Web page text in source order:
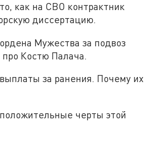
как на СВО контрактник
диссертацию.
Мужества за подвоз
про Костю Палача.
за ранения. Почему их
черты этой